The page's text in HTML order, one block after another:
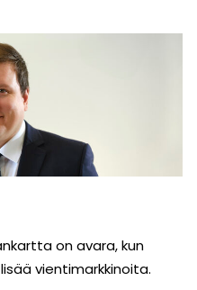
on avara, kun
vientimarkkinoita.